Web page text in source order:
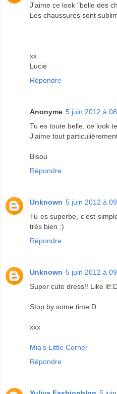
J'aime ce look "belle des
Les chaussures sont
xx
Lucie
Répondre
Anonyme 5 juin 2012 à
Tu es toute belle, ce look
J'aime tout
Bisou
Répondre
Unknown 5 juin 2012 à
Tu es superbe, c'est
très bien :)
Répondre
Unknown 5 juin 2012 à
Super cute dress!! Like
Stop by some time:D
xxx
Mia's Little Corner
Répondre